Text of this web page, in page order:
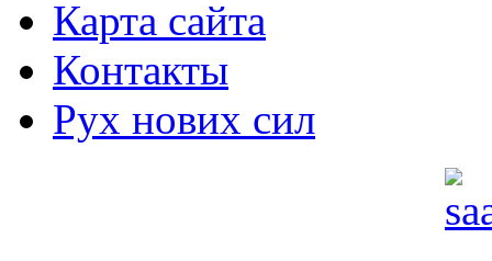
Карта сайта
Контакты
Рух нових сил